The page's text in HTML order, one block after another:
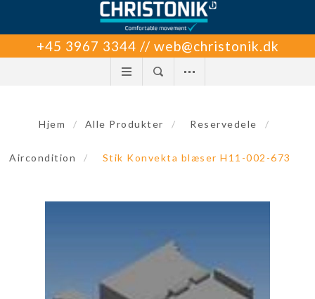
+45 3967 3344 // web@christonik.dk
Hjem / Alle Produkter / Reservedele /
Aircondition / Stik Konvekta blæser H11-002-673